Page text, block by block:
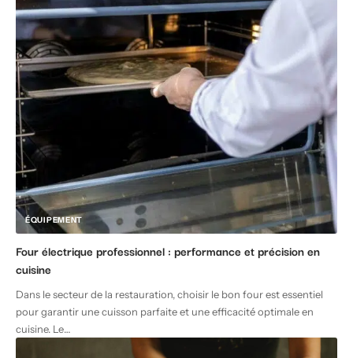
ÉQUIPEMENT
Four électrique professionnel : performance et précision en
cuisine
Dans le secteur de la restauration, choisir le bon four est essentiel
pour garantir une cuisson parfaite et une efficacité optimale en
cuisine. Le…